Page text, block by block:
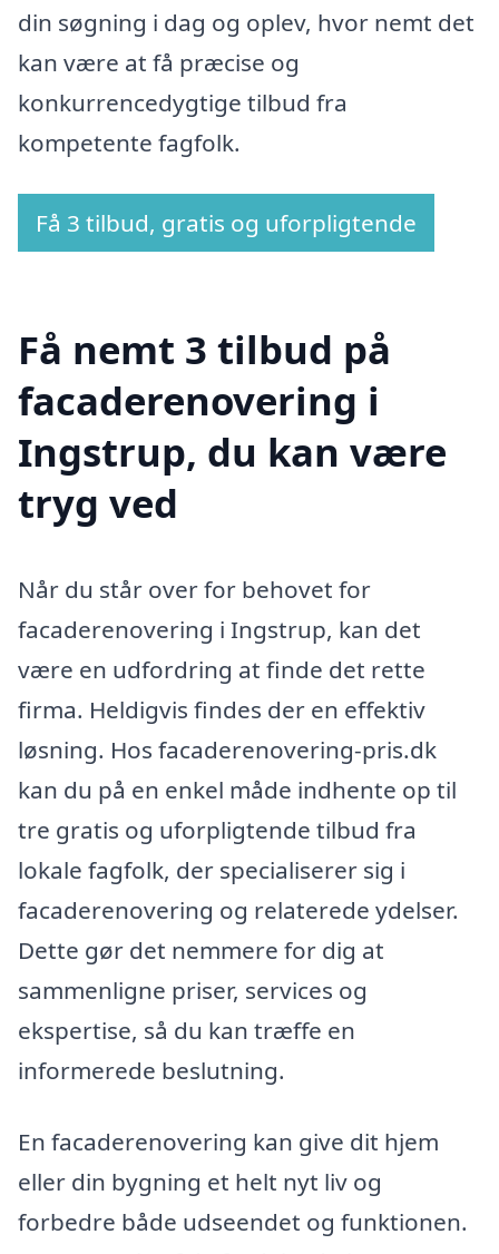
din søgning i dag og oplev, hvor nemt det
kan være at få præcise og
konkurrencedygtige tilbud fra
kompetente fagfolk.
Få 3 tilbud, gratis og uforpligtende
Få nemt 3 tilbud på
facaderenovering i
Ingstrup, du kan være
tryg ved
Når du står over for behovet for
facaderenovering i Ingstrup, kan det
være en udfordring at finde det rette
firma. Heldigvis findes der en effektiv
løsning. Hos facaderenovering-pris.dk
kan du på en enkel måde indhente op til
tre gratis og uforpligtende tilbud fra
lokale fagfolk, der specialiserer sig i
facaderenovering og relaterede ydelser.
Dette gør det nemmere for dig at
sammenligne priser, services og
ekspertise, så du kan træffe en
informerede beslutning.
En facaderenovering kan give dit hjem
eller din bygning et helt nyt liv og
forbedre både udseendet og funktionen.